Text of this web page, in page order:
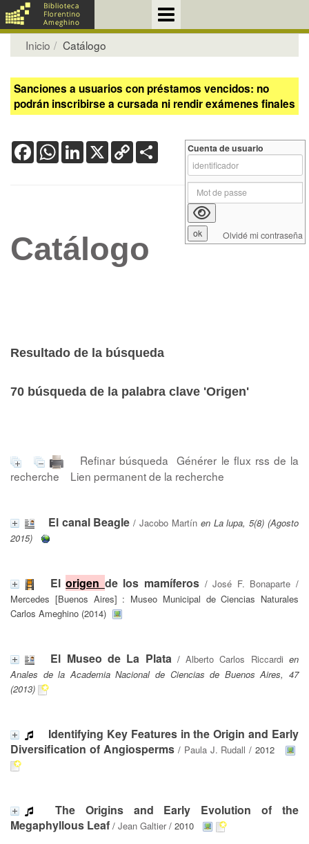
Inicio Catálogo
Sanciones a usuarios con préstamos vencidos: no
podrán inscribirse a cursada ni rendir exámenes finales
FacebookWhatsApp
LinkedIn
X Copy
Link
Catálogo
Resultado de la búsqueda
70 búsqueda de la palabra clave 'Origen'
Refinar búsqueda
Générer le flux rss de la
recherche
Lien permanent de la recherche
El canal Beagle /Jacobo Martín en La lupa, 5(8) (Agosto
2015)
Elorigen de los mamíferos /José F. Bonaparte /
Mercedes [Buenos Aires] : Museo Municipal de Ciencias Naturales
Carlos Ameghino (2014)
El Museo de La Plata/Alberto Carlos Riccardi en
Anales de la Academia Nacional de Ciencias de Buenos Aires, 47
(2013)
Identifying Key Features in the Origin and Early
Diversification of Angiosperms/ Paula J. Rudall / 2012
The Origins and Early Evolution of the
Megaphyllous Leaf / Jean Galtier/ 2010
Cuenta de usuario
Olvidé mi contraseña